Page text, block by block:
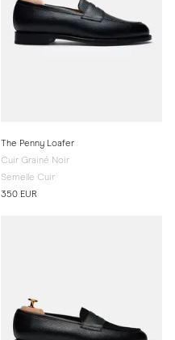
The Penny Loafer
Cuir Grainé Noir
Semelle Cuir
350 EUR